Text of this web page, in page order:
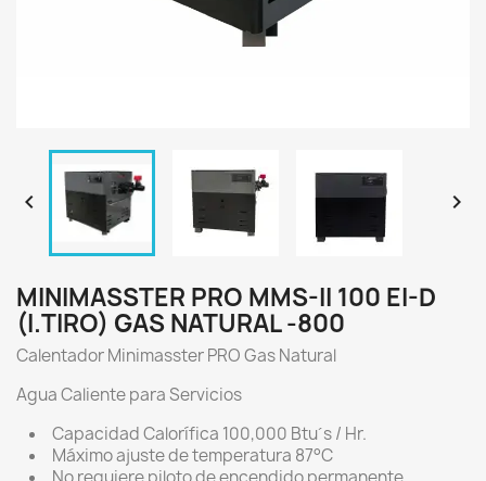
 
MINIMASSTER PRO MMS-II 100 EI-D
(I.TIRO) GAS NATURAL -800
Calentador Minimasster PRO Gas Natural
Agua Caliente para Servicios
Capacidad Calorífica 100,000 Btu´s / Hr.
Máximo ajuste de temperatura 87°C